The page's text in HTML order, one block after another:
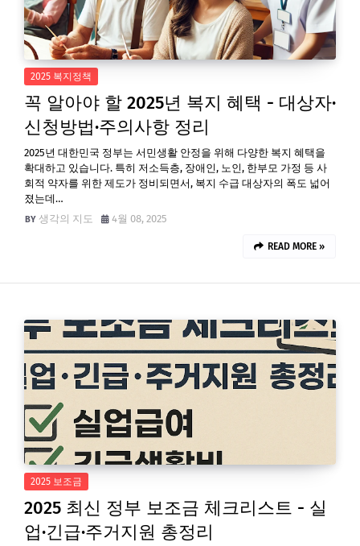
2025 복지정책
꼭 알아야 할 2025년 복지 혜택 - 대상자·
신청방법·주의사항 정리
2025년 대한민국 정부는 서민생활 안정을 위해 다양한 복지 혜택을
확대하고 있습니다. 특히 저소득층, 장애인, 노인, 한부모 가정 등 사
회적 약자를 위한 제도가 정비되면서, 복지 수급 대상자의 폭도 넓어
졌는데…
생각의 지도
4월 08, 2025
READ MORE »
2025 보조금
2025 최신 정부 보조금 체크리스트 - 실
업·긴급·주거지원 총정리